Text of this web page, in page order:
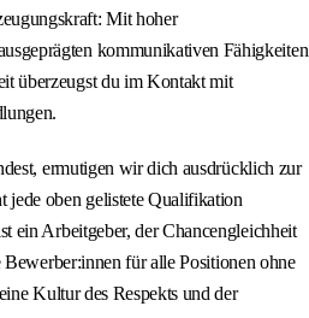
Mit hoher
kommunikativen Fähigkeiten
überzeugst du im Kontakt mit
ermutigen wir dich ausdrücklich zur
jede oben gelistete Qualifikation
ein Arbeitgeber, der Chancengleichheit
für alle Positionen ohne
Kultur des Respekts und der